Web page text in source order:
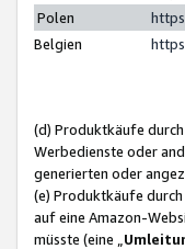
Polen
Belgien
(d) Produktkäufe
Werbedienste oder
generierten oder
(e) Produktkäufe
auf eine Amazon-
müsste (eine „